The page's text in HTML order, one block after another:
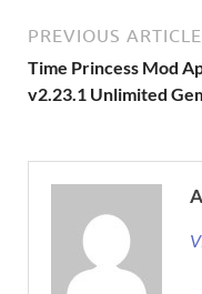
PREVIOUS ARTICLE
Time Princess Mod
v2.23.1 Unlimited